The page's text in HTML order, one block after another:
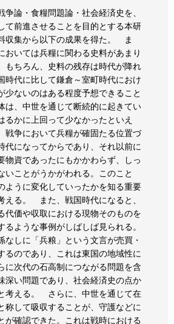
争論・食糧問題論・社会経済史を、
て前進させることを目的とする本研
収集から以下の成果を得た。 ま
おいては兵糧に関わる史料があまり
もちろん、史料の残存は時代が降れ
時代に比して鎌倉～室町時代におけ
少ないのはある程度予想できること
は、中世を通じて断続的に起きてい
るかに上回って少なかったといえ
戦争において兵糧が確固たる位置づ
代になってからであり、それ以前に
物資であったにもかかわらず、しっ
いことがうかがわれる。このこと
ように変化していったかを知る重要
える。 また、戦国時代になると、
代価や収取における現物そのものを
るような事例がしばしば見られる。
なしに「兵粮」という文言が売買・
るのであり、これは東国の地域性に
に次代の石高制につながる問題を含
深い問題であり、社会経済史の点か
考える。 さらに、中世を通じて在
称して吸収することが、守護などに
が確認できた。これは戦時における